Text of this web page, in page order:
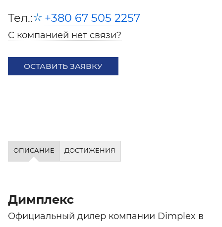
Тел.: +380 67 505 2257
С компанией нет связи?
ОСТАВИТЬ ЗАЯВКУ
ОПИСАНИЕ ДОСТИЖЕНИЯ
Димплекс
Официальный дилер компании Dimplex в